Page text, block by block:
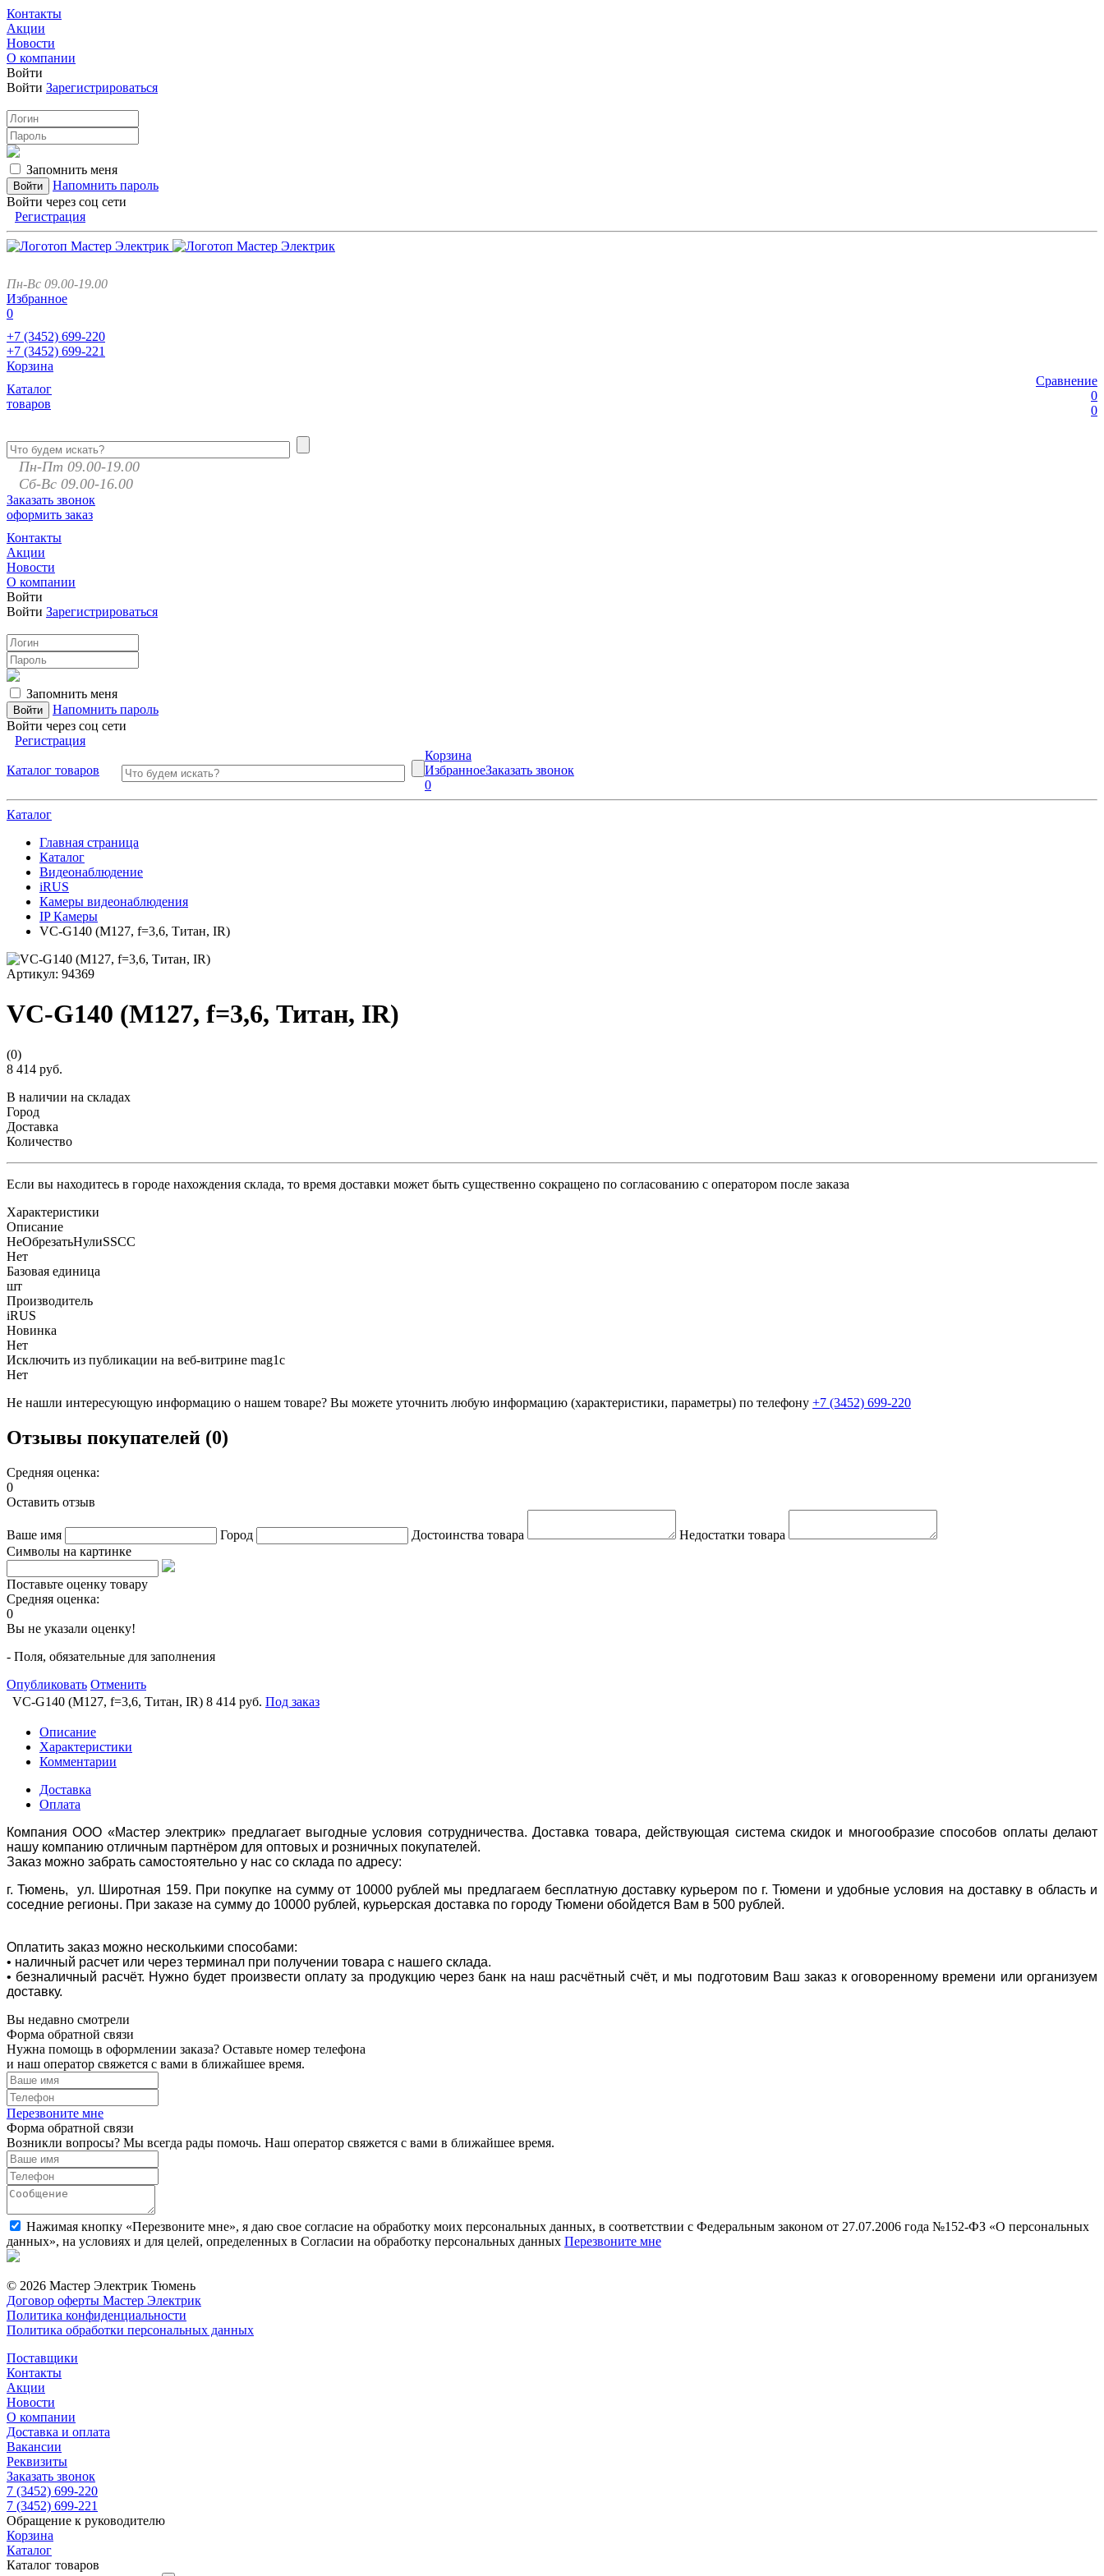
Контакты
Акции
Новости
О компании
Войти
Войти Зарегистрироваться
Запомнить меня
Напомнить пароль
Войти через соц сети
Регистрация
Пн-Вс 09.00-19.00
Избранное
0
+7 (3452) 699-220
+7 (3452) 699-221
Корзина
Сравнение
0
0
Каталог
товаров
Пн-Пт 09.00-19.00
Сб-Вс 09.00-16.00
Заказать звонок
оформить заказ
Контакты
Акции
Новости
О компании
Войти
Войти Зарегистрироваться
Запомнить меня
Напомнить пароль
Войти через соц сети
Регистрация
Каталог товаров
Корзина
Избранное
0
Заказать звонок
Каталог
Главная страница
Каталог
Видеонаблюдение
iRUS
Камеры видеонаблюдения
IP Камеры
VC-G140 (M127, f=3,6, Титан, IR)
Артикул: 94369
VC-G140 (M127, f=3,6, Титан, IR)
(0)
8 414 руб.
В наличии на складах
Город
Доставка
Количество
Если вы находитесь в городе нахождения склада, то время доставки может быть существенно сокращено по согласованию с оператором после заказа
Характеристики
Описание
НеОбрезатьНулиSSCC
Нет
Базовая единица
шт
Производитель
iRUS
Новинка
Нет
Исключить из публикации на веб-витрине mag1c
Нет
Не нашли интересующую информацию о нашем товаре? Вы можете уточнить любую информацию (характеристики, параметры) по телефону +7 (3452) 699-220
Отзывы покупателей (0)
Средняя оценка:
0
Оставить отзыв
Ваше имя Город Достоинства товара
Недостатки товара
Символы на картинке
Поставьте оценку товару
Средняя оценка:
0
Вы не указали оценку!
- Поля, обязательные для заполнения
Опубликовать Отменить
VC-G140 (M127, f=3,6, Титан, IR) 8 414 руб. Под заказ
Описание
Характеристики
Комментарии
Доставка
Оплата
Компания ООО «Мастер электрик» предлагает выгодные условия сотрудничества. Доставка товара, действующая система скидок и многообразие способов оплаты делают
нашу компанию отличным партнёром для оптовых и розничных покупателей.
Заказ можно забрать самостоятельно у нас со склада по адресу:
г. Тюмень, ул. Широтная 159. При покупке на сумму от 10000 рублей мы предлагаем бесплатную доставку курьером по г. Тюмени и удобные условия на доставку в область и
соседние регионы. При заказе на сумму до 10000 рублей, курьерская доставка по городу Тюмени обойдется Вам в 500 рублей.
Оплатить заказ можно несколькими способами:
• наличный расчет или через терминал при получении товара с нашего склада.
• безналичный расчёт. Нужно будет произвести оплату за продукцию через банк на наш расчётный счёт, и мы подготовим Ваш заказ к оговоренному времени или организуем
доставку.
Вы недавно смотрели
Форма обратной связи
Нужна помощь в оформлении заказа? Оставьте номер телефона
и наш оператор свяжется с вами в ближайшее время.
Перезвоните мне
Форма обратной связи
Возникли вопросы? Мы всегда рады помочь. Наш оператор свяжется с вами в ближайшее время.
Нажимая кнопку «Перезвоните мне», я даю свое согласие на обработку моих персональных данных, в соответствии с Федеральным законом от 27.07.2006 года №152-ФЗ «О персональных
данных», на условиях и для целей, определенных в Согласии на обработку персональных данных Перезвоните мне
© 2026 Мастер Электрик Тюмень
Договор оферты Мастер Электрик
Политика конфиденциальности
Политика обработки персональных данных
Поставщики
Контакты
Акции
Новости
О компании
Доставка и оплата
Вакансии
Реквизиты
Заказать звонок
7 (3452) 699-220
7 (3452) 699-221
Обращение к руководителю
Корзина
Каталог
Каталог товаров